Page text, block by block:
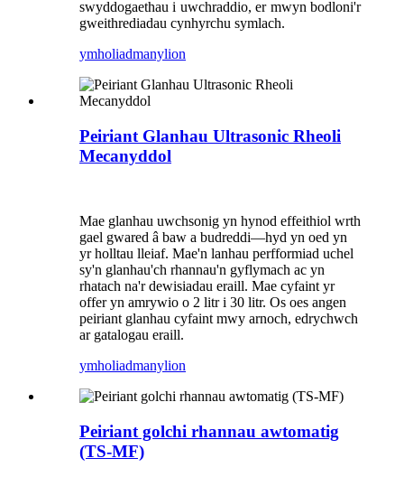
swyddogaethau i uwchraddio, er mwyn bodloni'r
gweithrediadau cynhyrchu symlach.
ymholiadmanylion
Peiriant Glanhau Ultrasonic Rheoli
Mecanyddol
Mae glanhau uwchsonig yn hynod effeithiol wrth
gael gwared â baw a budreddi—hyd yn oed yn
yr holltau lleiaf. Mae'n lanhau perfformiad uchel
sy'n glanhau'ch rhannau'n gyflymach ac yn
rhatach na'r dewisiadau eraill. Mae cyfaint yr
offer yn amrywio o 2 litr i 30 litr. Os oes angen
peiriant glanhau cyfaint mwy arnoch, edrychwch
ar gatalogau eraill.
ymholiadmanylion
Peiriant golchi rhannau awtomatig
(TS-MF)